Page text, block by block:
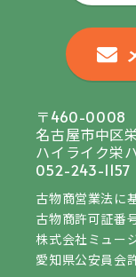
〒460-0008
名古屋市中区
ハイライク栄
052-243-1157
古物商営業法に
古物商許可証番
株式会社ミュー
愛知県公安員会